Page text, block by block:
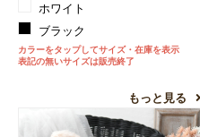
ホワイト
ブラック
カラーをタップしてサイズ・在庫を表示
表記の無いサイズは販売終了
もっと見る